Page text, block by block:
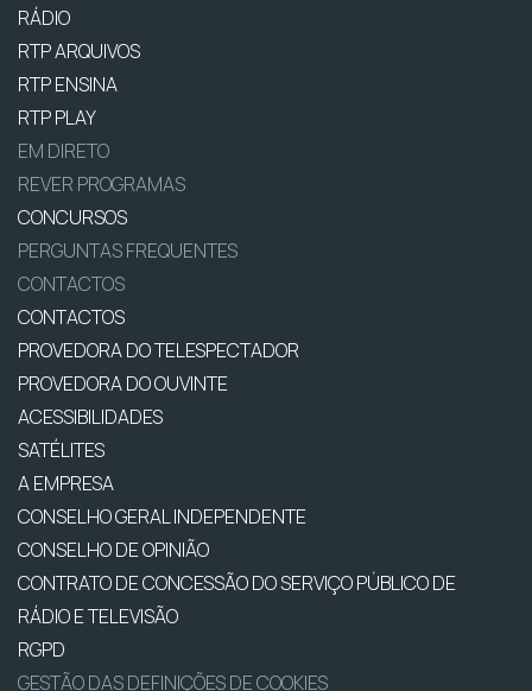
RÁDIO
RTP ARQUIVOS
RTP ENSINA
RTP PLAY
EM DIRETO
REVER PROGRAMAS
CONCURSOS
PERGUNTAS FREQUENTES
CONTACTOS
CONTACTOS
PROVEDORA DO TELESPECTADOR
PROVEDORA DO OUVINTE
ACESSIBILIDADES
SATÉLITES
A EMPRESA
CONSELHO GERAL INDEPENDENTE
CONSELHO DE OPINIÃO
CONTRATO DE CONCESSÃO DO SERVIÇO PÚBLICO DE
RÁDIO E TELEVISÃO
RGPD
GESTÃO DAS DEFINIÇÕES DE COOKIES